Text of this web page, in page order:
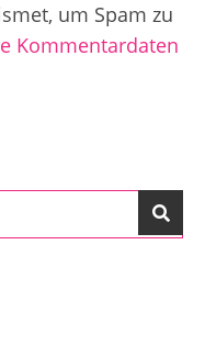
um Spam zu
Kommentardaten